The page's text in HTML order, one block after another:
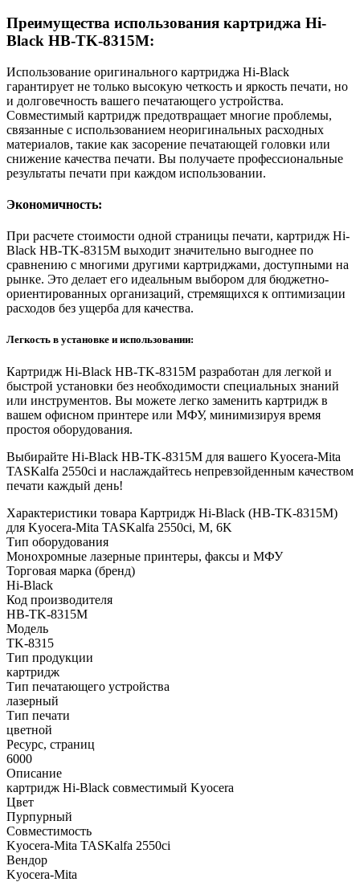
Преимущества использования картриджа Hi-
Black HB-TK-8315M:
Использование оригинального картриджа Hi-Black
гарантирует не только высокую четкость и яркость печати, но
и долговечность вашего печатающего устройства.
Совместимый картридж предотвращает многие проблемы,
связанные с использованием неоригинальных расходных
материалов, такие как засорение печатающей головки или
снижение качества печати. Вы получаете профессиональные
результаты печати при каждом использовании.
Экономичность:
При расчете стоимости одной страницы печати, картридж Hi-
Black HB-TK-8315M выходит значительно выгоднее по
сравнению с многими другими картриджами, доступными на
рынке. Это делает его идеальным выбором для бюджетно-
ориентированных организаций, стремящихся к оптимизации
расходов без ущерба для качества.
Легкость в установке и использовании:
Картридж Hi-Black HB-TK-8315M разработан для легкой и
быстрой установки без необходимости специальных знаний
или инструментов. Вы можете легко заменить картридж в
вашем офисном принтере или МФУ, минимизируя время
простоя оборудования.
Выбирайте Hi-Black HB-TK-8315M для вашего Kyocera-Mita
TASKalfa 2550ci и наслаждайтесь непревзойденным качеством
печати каждый день!
Характеристики товара Картридж Hi-Black (HB-TK-8315M)
для Kyocera-Mita TASKalfa 2550ci, M, 6K
Тип оборудования
Монохромные лазерные принтеры, факсы и МФУ
Торговая марка (бренд)
Hi-Black
Код производителя
HB-TK-8315M
Модель
TK-8315
Тип продукции
картридж
Тип печатающего устройства
лазерный
Тип печати
цветной
Ресурс, страниц
6000
Описание
картридж Hi-Black совместимый Kyocera
Цвет
Пурпурный
Совместимость
Kyocera-Mita TASKalfa 2550ci
Вендор
Kyocera-Mita